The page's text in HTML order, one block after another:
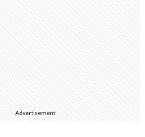
Advertisement